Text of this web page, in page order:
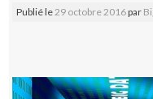
Publié le 29 octobre 2016par